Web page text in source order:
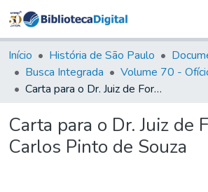
&
Coleções
Tudo na
Biblioteca
Estatísticas
Início História de São Paulo
Busca Integrada
Carta para o Dr. Juiz de Fora José Carlos Pinto de Souza
Carta para o Dr. Juiz de
Carlos Pinto de Souza